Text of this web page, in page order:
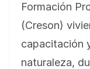
Formación
(Creson)
capacitación
naturaleza,